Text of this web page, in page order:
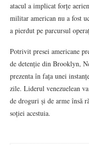
atacul a implicat forțe
militar american nu a fost
a pierdut pe parcursul
Potrivit presei americane
de detenție din Brooklyn,
prezenta în fața unei
zile. Liderul venezuelean
de droguri și de arme însă
soției acestuia.